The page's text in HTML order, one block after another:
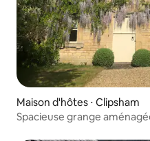
Maison d'hôtes ⋅ Clipsham
Spacieuse grange